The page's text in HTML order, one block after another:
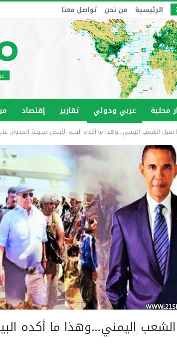
الرئيسية من نحن تواصل معنا
محلية عربي ودولي تقارير إقتصاد
تقتل الشعب اليمني…وهذا ما أكده البيت الأبيض صبيحة العدوان
الشعب اليمني…وهذا ما أكده